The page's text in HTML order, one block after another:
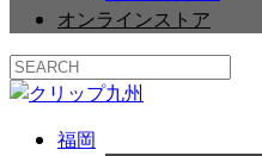
オンラインストア
福岡